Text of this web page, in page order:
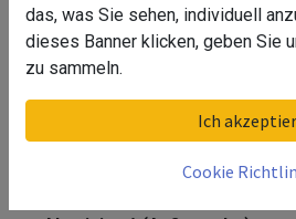
Ecke für Bodenprofil,
Seitenm., MOD
das, was Sie sehen, individuell
dieses Banner klicken, geben Sie
zu sammeln.
Ich
Cookie